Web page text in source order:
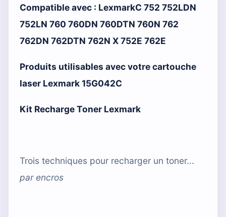
Compatible avec : LexmarkC 752 752LDN
752LN 760 760DN 760DTN 760N 762
762DN 762DTN 762N X 752E 762E
Produits utilisables avec votre cartouche
laser Lexmark 15G042C
Kit Recharge Toner Lexmark
Trois techniques pour recharger un toner...
parencros